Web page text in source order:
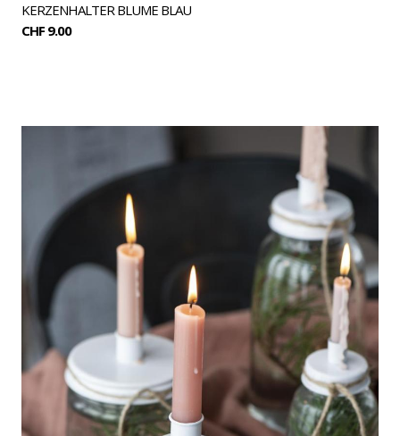
KERZENHALTER BLUME BLAU
CHF 9.00